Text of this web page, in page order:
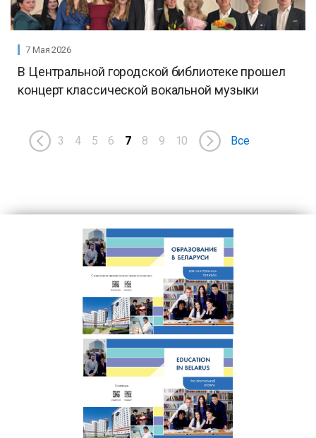
7 Мая 2026
В Центральной городской библиотеке прошел
концерт классической вокальной музыки
3 4 5 6 7 8 9 10 Все